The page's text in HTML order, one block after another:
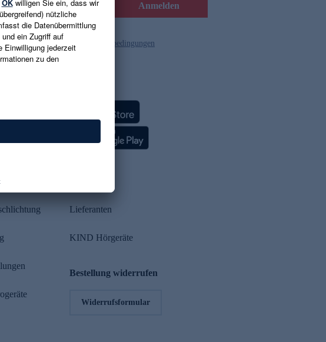
Anmelden
und die Gutscheinbedingungen
Lieferanten
KIND Hörgeräte
Bestellung widerrufen
Widerrufsformular